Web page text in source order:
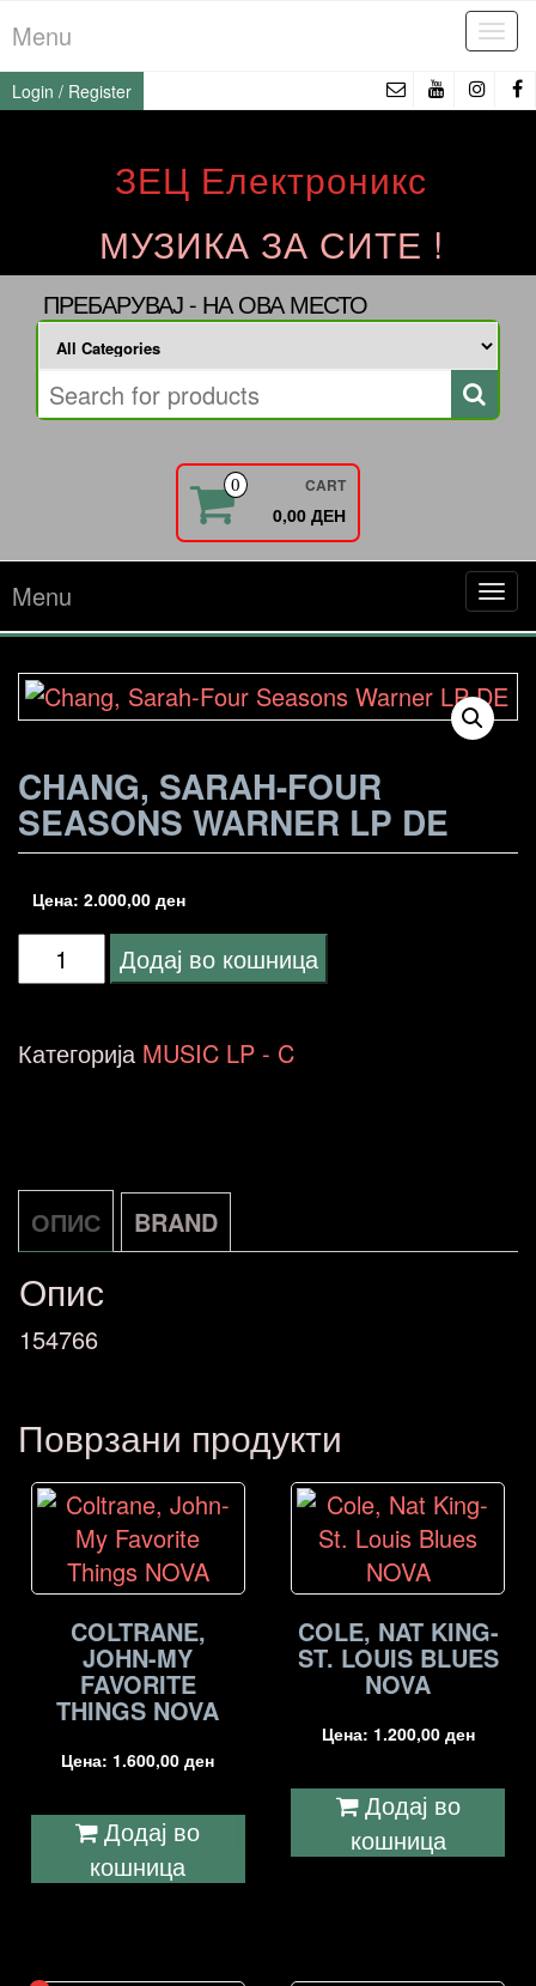
to
the
content
Menu
Login / Register
ЗЕЦ Електроникс
МУЗИКА ЗА СИТЕ !
ПРЕБАРУВАЈ - НА ОВА МЕСТО
0 CART
0,00 ДЕН
Menu
CHANG, SARAH-FOUR
SEASONS WARNER LP DE
Цена: 2.000,00 ден
Chang,
Four
DE
количина
Додај во кошница
Категорија MUSIC LP - C
ОПИС BRAND
Опис
154766
Поврзани продукти
COLTRANE,
JOHN-MY
FAVORITE
THINGS NOVA
Цена: 1.600,00ден
Додај во
кошница
COLE, NAT KING-
ST. LOUIS BLUES
NOVA
Цена: 1.200,00 ден
Додај во
кошница